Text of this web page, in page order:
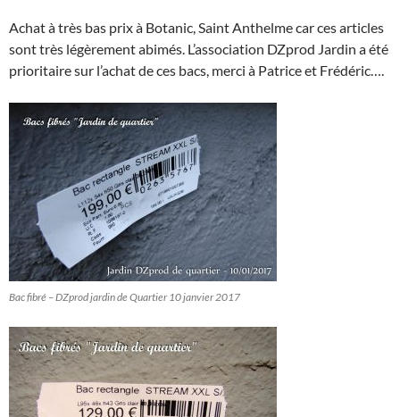
Achat à très bas prix à Botanic, Saint Anthelme car ces articles
sont très légèrement abimés. L’association DZprod Jardin a été
prioritaire sur l’achat de ces bacs, merci à Patrice et Frédéric….
Bac fibré – DZprod jardin de Quartier 10 janvier 2017